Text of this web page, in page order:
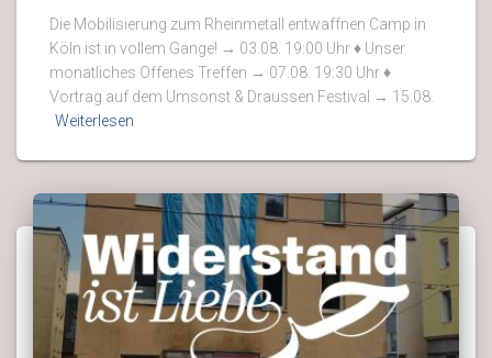
Die Mobilisierung zum Rheinmetall entwaffnen Camp in
Köln ist in vollem Gange! → 03.08. 19:00 Uhr ♦ Unser
monatliches Offenes Treffen → 07.08. 19:30 Uhr ♦
Vortrag auf dem Umsonst & Draussen Festival → 15.08.
Weiterlesen